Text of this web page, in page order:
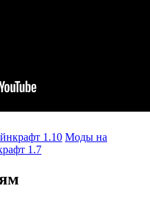
1.10 Моды на
1.7